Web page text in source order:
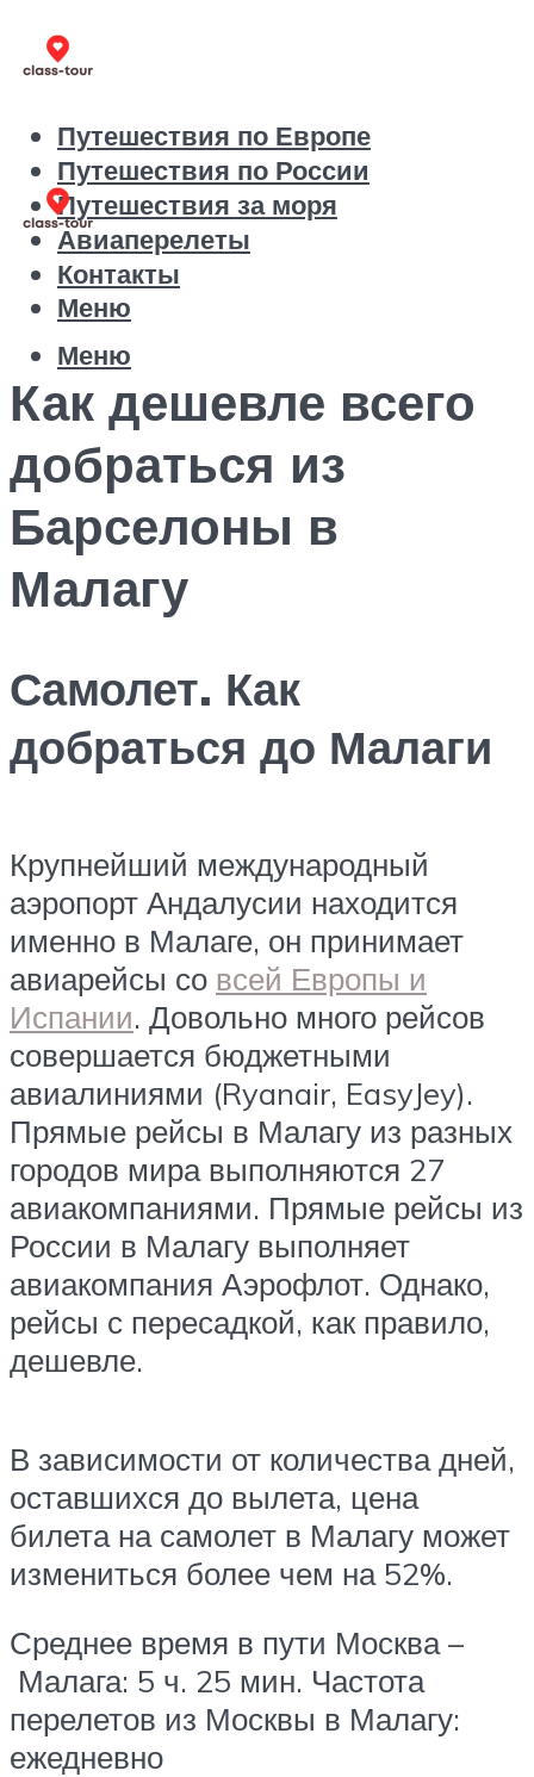
Путешествия по Европе
Путешествия по России
Путешествия за моря
Авиаперелеты
Контакты
Меню
Меню
Как дешевле всего
добраться из
Барселоны в
Малагу
Самолет. Как
добраться до Малаги
Крупнейший международный
аэропорт Андалусии находится
именно в Малаге, он принимает
авиарейсы со всей Европы и
Испании. Довольно много рейсов
совершается бюджетными
авиалиниями (Ryanair, EasyJey).
Прямые рейсы в Малагу из разных
городов мира выполняются 27
авиакомпаниями. Прямые рейсы из
России в Малагу выполняет
авиакомпания Аэрофлот. Однако,
рейсы с пересадкой, как правило,
дешевле.
В зависимости от количества дней,
оставшихся до вылета, цена
билета на самолет в Малагу может
измениться более чем на 52%.
Среднее время в пути Москва –
Малага: 5 ч. 25 мин. Частота
перелетов из Москвы в Малагу:
ежедневно